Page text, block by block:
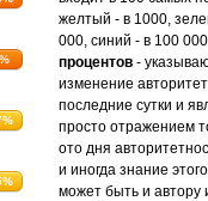
желтый - в 1000,
000, синий - в 100
процентов -
изменение
последние сутки и
просто отражением
ото дня
и иногда знание
может быть и автору